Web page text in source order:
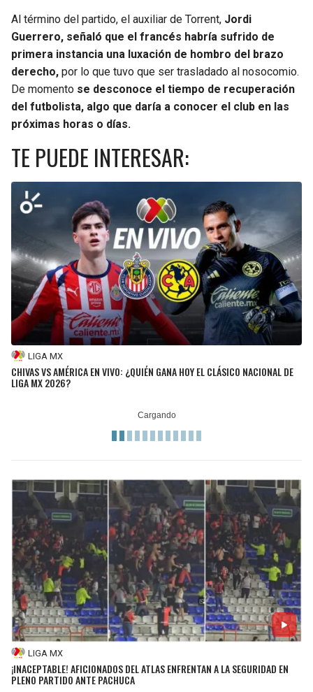
Al término del partido, el auxiliar de Torrent, Jordi
Guerrero, señaló que el francés habría sufrido de
primera instancia una luxación de hombro del brazo
derecho, por lo que tuvo que ser trasladado al nosocomio.
De momento se desconoce el tiempo de recuperación
del futbolista, algo que daría a conocer el club en las
próximas horas o días.
TE PUEDE INTERESAR:
LIGA MX
CHIVAS VS AMÉRICA EN VIVO: ¿QUIÉN GANA HOY EL CLÁSICO NACIONAL DE
LIGA MX 2026?
LIGA MX
¡INACEPTABLE! AFICIONADOS DEL ATLAS ENFRENTAN A LA SEGURIDAD EN
PLENO PARTIDO ANTE PACHUCA